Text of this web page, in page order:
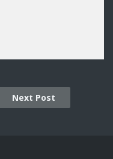
Next Post